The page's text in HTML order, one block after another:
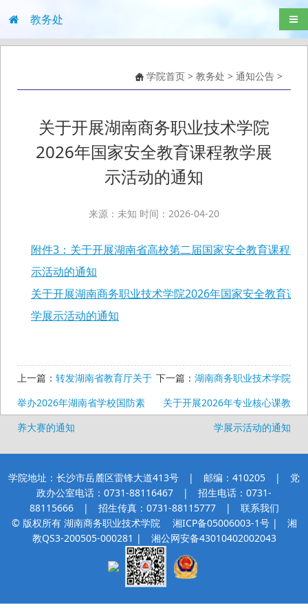
教务处 导
学院首页 > 教务处 > 通知公告 >
关于开展湖南商务职业技术学院
2026年国家安全教育课程教学展
示活动的通知
来源：未知 时间：2026-04-20
附件3：关于开展湖南省高校第二届国家安全教育课程教
示活动的通知
关于开展湖南商务职业技术学院2026年国家安全教育课
学展示活动的通知
上一篇： 转发湖南省教育厅关于
举办2026年湖南省学校国防素
养大赛的通知
下一篇： 湖南商务职业技术学院
关于开展2026年专业核心课教
学展示活动的通知
学院地址：长沙市岳麓区雷锋大道413号 | 邮编：410205 | 党
政办公室电话：0731-88116467 | 招生电话：0731-
88115666 | 招生传真：0731-88115777 | 联系我们
© 版权所有 湖南商务职业技术学院
湘ICP备05006003-1号 | 湘
教QS3-200505-000281 | 湘公网安备43010402002043